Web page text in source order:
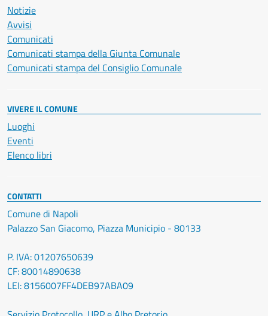
Notizie
Avvisi
Comunicati
Comunicati stampa della Giunta Comunale
Comunicati stampa del Consiglio Comunale
VIVERE IL COMUNE
Luoghi
Eventi
Elenco libri
CONTATTI
Comune di Napoli
Palazzo San Giacomo, Piazza Municipio - 80133
P. IVA: 01207650639
CF: 80014890638
LEI: 8156007FF4DEB97ABA09